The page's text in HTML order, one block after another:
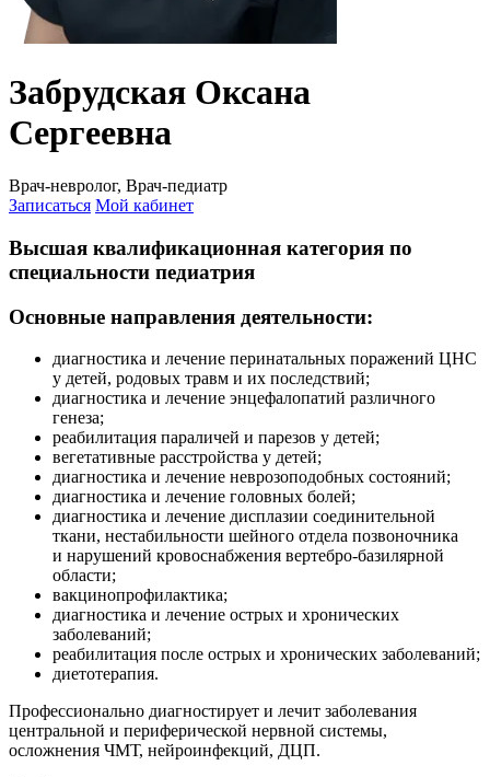
Забрудская Оксана
Сергеевна
Врач-невролог, Врач-педиатр
Записаться Мой кабинет
Высшая квалификационная категория по
специальности педиатрия
Основные направления деятельности:
диагностика и лечение перинатальных поражений ЦНС
у детей, родовых травм и их последствий;
диагностика и лечение энцефалопатий различного
генеза;
реабилитация параличей и парезов у детей;
вегетативные расстройства у детей;
диагностика и лечение неврозоподобных состояний;
диагностика и лечение головных болей;
диагностика и лечение дисплазии соединительной
ткани, нестабильности шейного отдела позвоночника
и нарушений кровоснабжения вертебро-базилярной
области;
вакцинопрофилактика;
диагностика и лечение острых и хронических
заболеваний;
реабилитация после острых и хронических заболеваний;
диетотерапия.
Профессионально диагностирует и лечит заболевания
центральной и периферической нервной системы,
осложнения ЧМТ, нейроинфекций, ДЦП.